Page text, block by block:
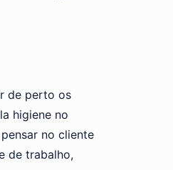
de perto os
higiene no
no cliente
de trabalho,